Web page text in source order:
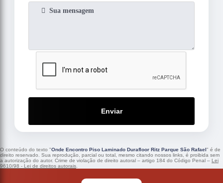
Enviar
O conteúdo do texto "Onde Encontro Piso Laminado Durafloor Ritz Parque São Rafael" é de
direito reservado. Sua reprodução, parcial ou total, mesmo citando nossos links, é proibida sem
a autorização do autor. Crime de violação de direito autoral – artigo 184 do Código Penal – Lei
9610/98 - Lei de direitos autorais.